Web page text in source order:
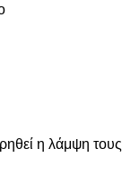
η λάμψη τους